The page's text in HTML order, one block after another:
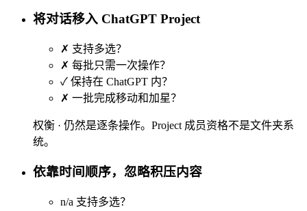
将对话移入 ChatGPT Project
✗ 支持多选？
✗ 每批只需一次操作？
✓ 保持在 ChatGPT 内？
✗ 一批完成移动和加星？
权衡 · 仍然是逐条操作。Project 成员资格不是文件夹系
统。
依靠时间顺序，忽略积压内容
n/a 支持多选？